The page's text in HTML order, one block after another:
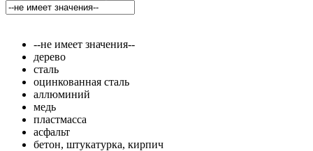
--не имеет значения--
дерево
сталь
оцинкованная сталь
аллюминий
медь
пластмасса
асфальт
бетон, штукатурка, кирпич